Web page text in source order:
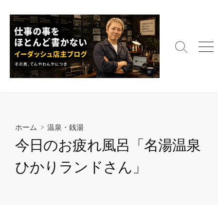
キ
検
メ
ホーム > 温泉・銭湯
今日のお疲れ風呂「名湯温泉
ひかりランドさん」